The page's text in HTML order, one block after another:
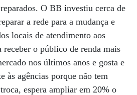
O BB investiu cerca de
a rede para a mudança e
locais de atendimento aos
receber o público de renda mais
nos últimos anos e gosta e
às agências porque não tem
espera ampliar em 20% o